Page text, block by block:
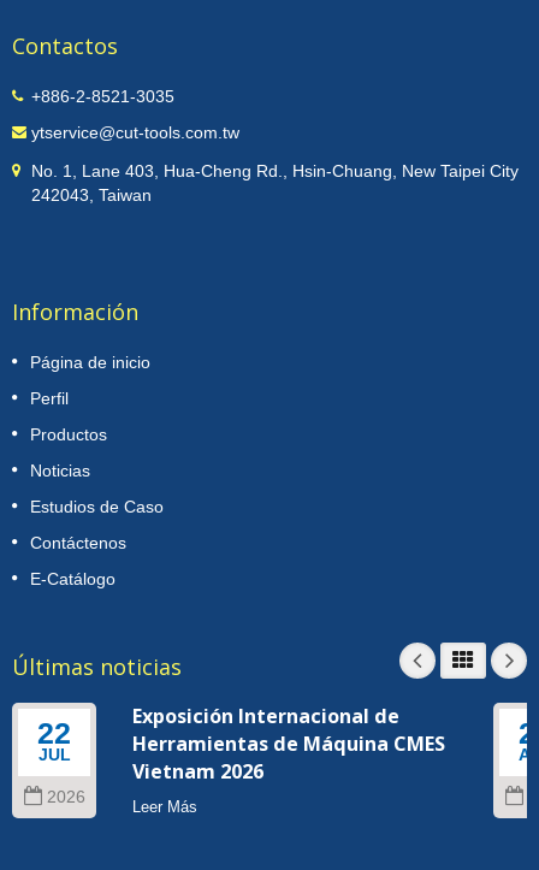
Contactos
+886-2-8521-3035
ytservice@cut-tools.com.tw
No. 1, Lane 403, Hua-Cheng Rd., Hsin-Chuang, New Taipei City
242043, Taiwan
Información
Página de inicio
Perfil
Productos
Noticias
Estudios de Caso
Contáctenos
E-Catálogo
Últimas noticias
22
JUL
2026
Exposición Internacional de
Herramientas de Máquina CMES
Vietnam 2026
Leer Más